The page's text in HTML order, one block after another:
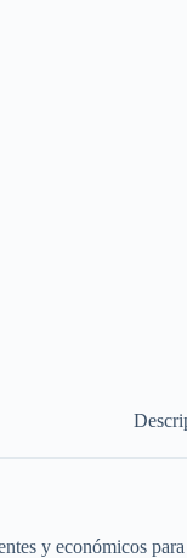
y económicos